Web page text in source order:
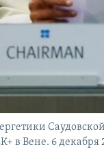
в Вене. 6 декабря